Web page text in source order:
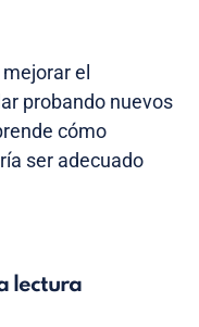
el
probando nuevos
cómo
ser adecuado
lectura